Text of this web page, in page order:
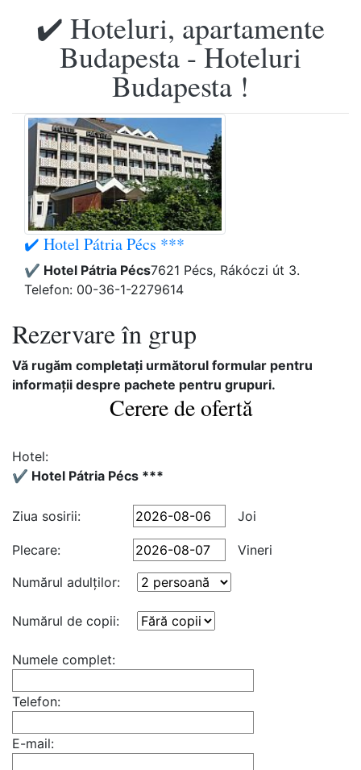
✔️ Hoteluri, apartamente
Budapesta - Hoteluri
Budapesta !
✔️ Hotel Pátria Pécs ***
✔️ Hotel Pátria Pécs7621 Pécs, Rákóczi út 3.
Telefon: 00-36-1-2279614
Rezervare în grup
Vă rugăm completaţi următorul formular pentru
informaţii despre pachete pentru grupuri.
Cerere de ofertă
Hotel:
✔️ Hotel Pátria Pécs ***
Ziua sosirii: Joi
Plecare:
Vineri
Numărul adulţilor:
Numărul de copii:
Numele complet:
Telefon:
E-mail: